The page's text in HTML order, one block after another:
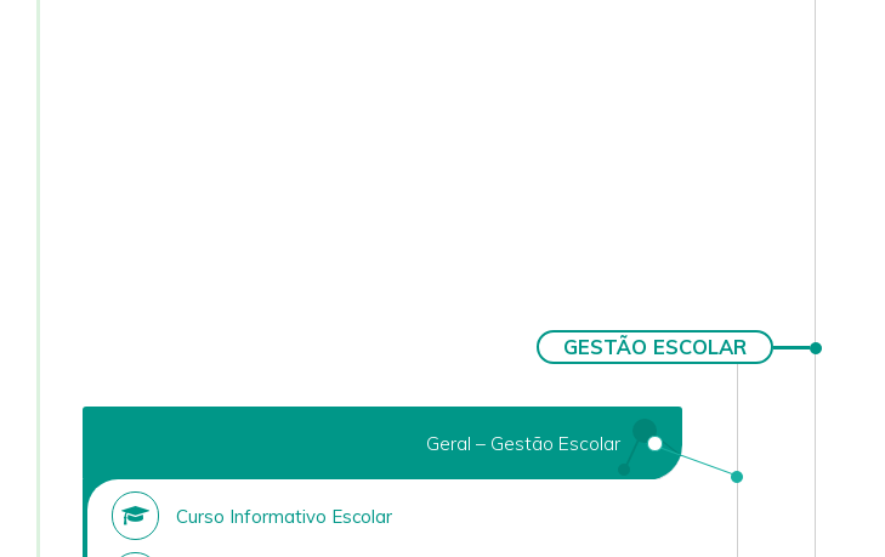
GESTÃO ESCOLAR
Geral – Gestão Escolar
Curso Informativo Escolar